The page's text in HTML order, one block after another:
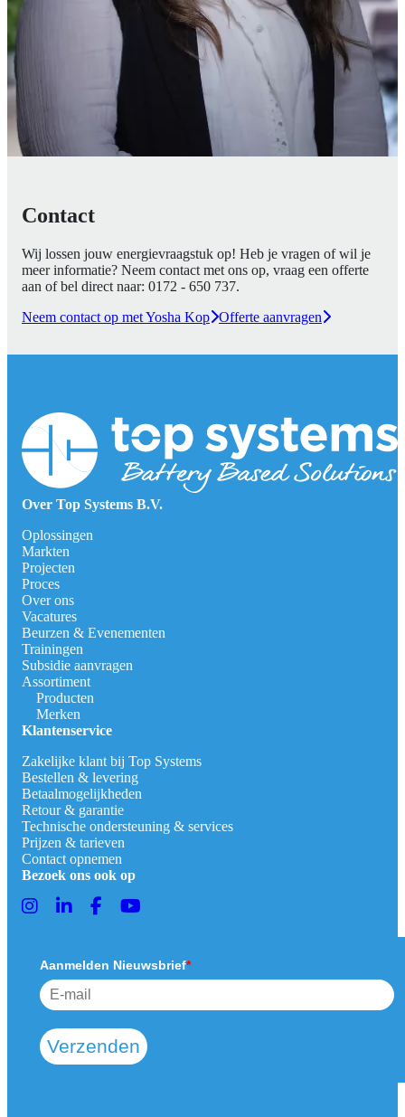
Contact
Wij lossen jouw energievraagstuk op! Heb je vragen of wil je
meer informatie? Neem contact met ons op, vraag een offerte
aan of bel direct naar: 0172 - 650 737.
Neem contact op met Yosha Kop Offerte aanvragen
Over Top Systems B.V.
Oplossingen
Markten
Projecten
Proces
Over ons
Vacatures
Beurzen & Evenementen
Trainingen
Subsidie aanvragen
Assortiment
Producten
Merken
Klantenservice
Zakelijke klant bij Top Systems
Bestellen & levering
Betaalmogelijkheden
Retour & garantie
Technische ondersteuning & services
Prijzen & tarieven
Contact opnemen
Bezoek ons ook op
Aanmelden Nieuwsbrief*
Verzenden